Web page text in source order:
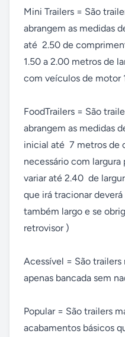
Mini Trailers = São
abrangem as medidas
até  2.50 de
1.50 a 2.00 metros de
com veículos de motor
FoodTrailers = São
abrangem as medidas
inicial até  7 metros de
necessário com
variar até 2.40  de
que irá tracionar
também largo e se
retrovisor )
Acessível = São
apenas bancada sem
Popular = São trailers
acabamentos básicos